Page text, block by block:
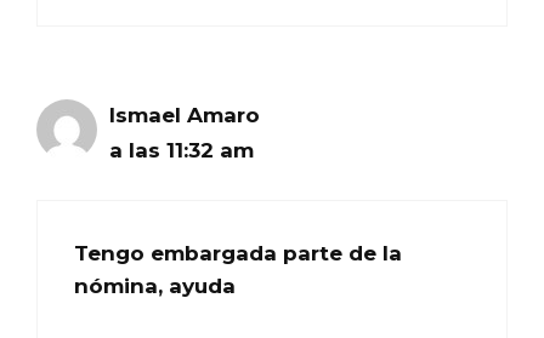
Ismael Amaro
a las 11:32 am
Tengo embargada parte de la
nómina, ayuda